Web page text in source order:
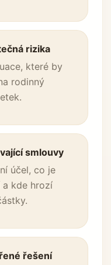
rizika
které by
rodinný
smlouvy
účel, co je
kde hrozí
řešení